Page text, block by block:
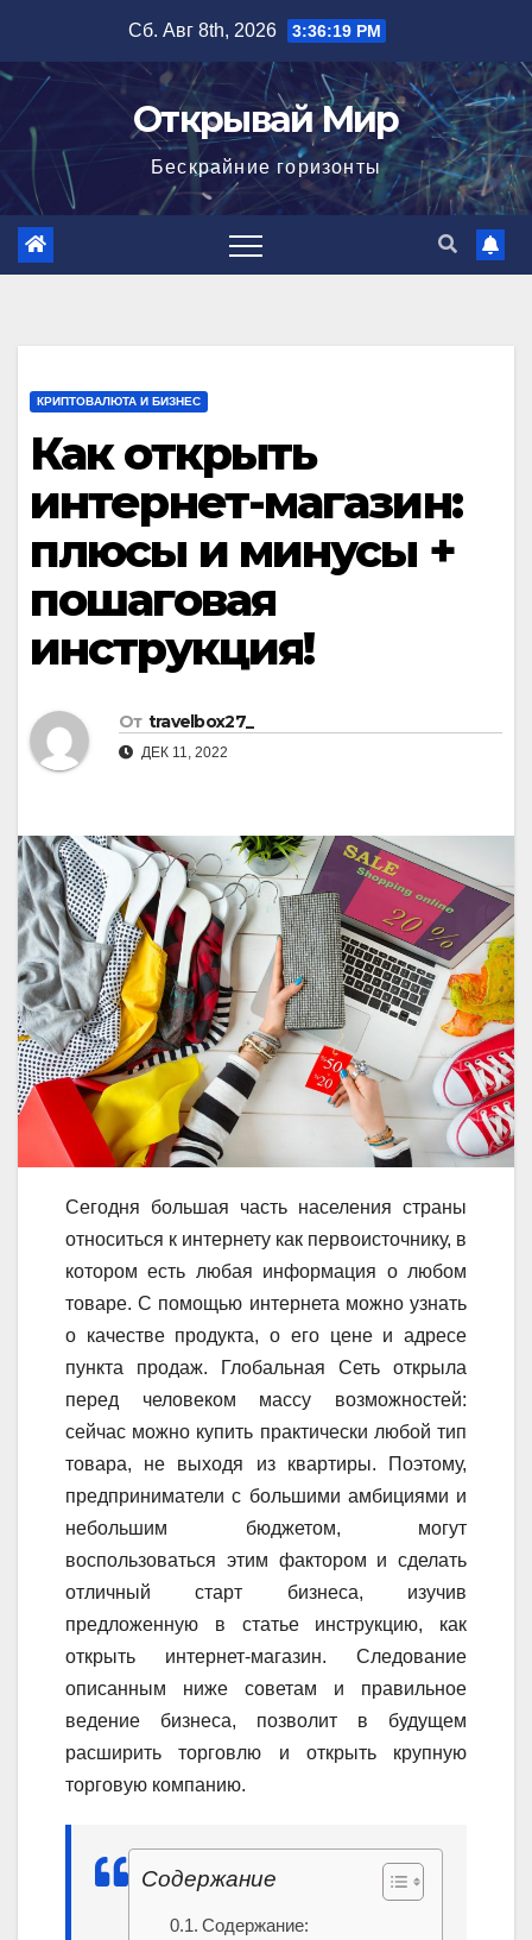
содержимому
Сб. Авг 8th, 2026 3:36:20 PM
Открывай Мир
Бескрайние горизонты
КРИПТОВАЛЮТА И БИЗНЕС
Как открыть
интернет-магазин:
плюсы и минусы +
пошаговая
инструкция!
От travelbox27_
ДЕК 11, 2022
Сегодня большая часть населения страны
относиться к интернету как первоисточнику, в
котором есть любая информация о любом
товаре. С помощью интернета можно узнать
о качестве продукта, о его цене и адресе
пункта продаж. Глобальная Сеть открыла
перед человеком массу возможностей:
сейчас можно купить практически любой тип
товара, не выходя из квартиры. Поэтому,
предприниматели с большими амбициями и
небольшим бюджетом, могут
воспользоваться этим фактором и сделать
отличный старт бизнеса, изучив
предложенную в статье инструкцию, как
открыть интернет-магазин. Следование
описанным ниже советам и правильное
ведение бизнеса, позволит в будущем
расширить торговлю и открыть крупную
торговую компанию.
Содержание
Содержание: